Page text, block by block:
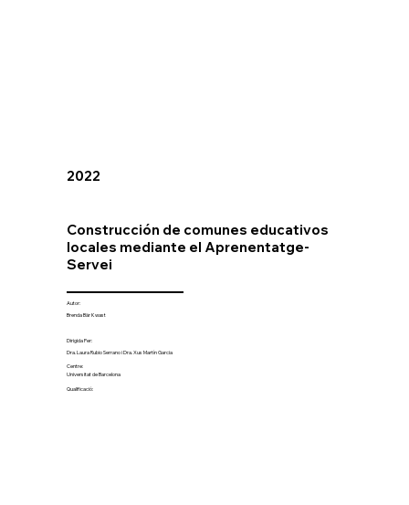
2022
Construcción de comunes educativos
locales mediante el Aprenentatge-
Servei
Autor:
Brenda Bär Kwast
Dirigida Per:
Dra. Laura Rubio Serrano i Dra. Xus Martín Garcia
Centre:
Universitat de Barcelona
Qualificació: